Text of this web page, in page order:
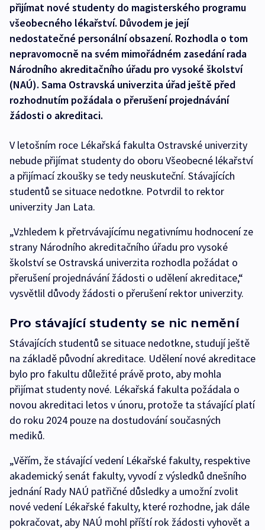
přijímat nové studenty do magisterského programu
všeobecného lékařství. Důvodem je její
nedostatečné personální obsazení. Rozhodla o tom
nepravomocně na svém mimořádném zasedání rada
Národního akreditačního úřadu pro vysoké školství
(NAÚ). Sama Ostravská univerzita úřad ještě před
rozhodnutím požádala o přerušení projednávání
žádosti o akreditaci.
V letošním roce Lékařská fakulta Ostravské univerzity
nebude přijímat studenty do oboru Všeobecné lékařství
a přijímací zkoušky se tedy neuskuteční. Stávajících
studentů se situace nedotkne. Potvrdil to rektor
univerzity Jan Lata.
„Vzhledem k přetrvávajícímu negativnímu hodnocení ze
strany Národního akreditačního úřadu pro vysoké
školství se Ostravská univerzita rozhodla požádat o
přerušení projednávání žádosti o udělení akreditace,“
vysvětlil důvody žádosti o přerušení rektor univerzity.
Pro stávající studenty se nic nemění
Stávajících studentů se situace nedotkne, studují ještě
na základě původní akreditace. Udělení nové akreditace
bylo pro fakultu důležité právě proto, aby mohla
přijímat studenty nové. Lékařská fakulta požádala o
novou akreditaci letos v únoru, protože ta stávající platí
do roku 2024 pouze na dostudování současných
mediků.
„Věřím, že stávající vedení Lékařské fakulty, respektive
akademický senát fakulty, vyvodí z výsledků dnešního
jednání Rady NAÚ patřičné důsledky a umožní zvolit
nové vedení Lékařské fakulty, které rozhodne, jak dále
pokračovat, aby NAÚ mohl příští rok žádosti vyhovět a